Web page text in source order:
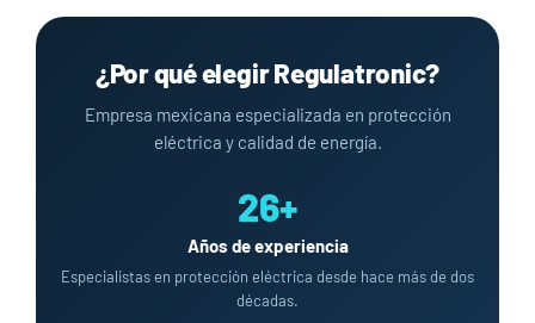
¿Por qué elegir Regulatronic?
Empresa mexicana especializada en protección
eléctrica y calidad de energía.
26+
Años de experiencia
Especialistas en protección eléctrica desde hace más de dos
décadas.